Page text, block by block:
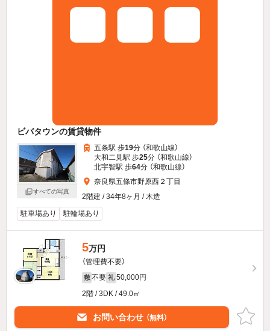
ビバタウンの賃貸物件
すべての写真
五条駅 歩19分 （和歌山線）
大和二見駅 歩25分 （和歌山線）
北宇智駅 歩64分 （和歌山線）
奈良県五條市野原西２丁目
2階建 / 34年8ヶ月 / 木造
駐車場あり
駐輪場あり
5万円
（管理費不要）
敷 不要 礼 50,000円
2階 / 3DK / 49.0㎡
お問い合わせ （無料）